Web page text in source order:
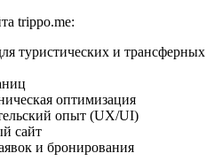
trippo.me:
туристических и трансферных
оптимизация
опыт (UX/UI)
сайт
и бронирования